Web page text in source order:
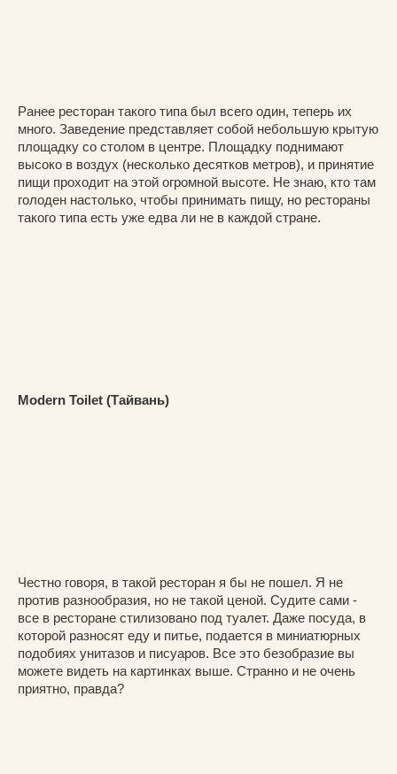
Ранее ресторан такого типа был всего один, теперь их
много. Заведение представляет собой небольшую крытую
площадку со столом в центре. Площадку поднимают
высоко в воздух (несколько десятков метров), и принятие
пищи проходит на этой огромной высоте. Не знаю, кто там
голоден настолько, чтобы принимать пищу, но рестораны
такого типа есть уже едва ли не в каждой стране.
Modern Toilet (Тайвань)
Честно говоря, в такой ресторан я бы не пошел. Я не
против разнообразия, но не такой ценой. Судите сами -
все в ресторане стилизовано под туалет. Даже посуда, в
которой разносят еду и питье, подается в миниатюрных
подобиях унитазов и писуаров. Все это безобразие вы
можете видеть на картинках выше. Странно и не очень
приятно, правда?